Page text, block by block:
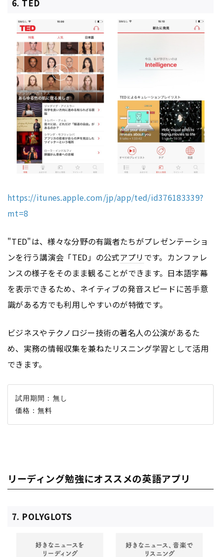
6. TED
https://itunes.apple.com/jp/app/ted/id376183339?
mt=8
"TED"は、様々な分野の有識者たちがプレゼンテーショ
ンを行う講演会「TED」の公式アプリ です。カンファレ
ンスの様子をそのまま観ることができます。日本語字幕
を表示できるため、ネイティブの発音スピードに苦手意
識がある方でも利用しやすいのが特徴です。
ビジネスやテクノロジー技術の著名人の公演があるた
め、実務の情報収集を兼ねたリスニング学習として活用
できます。
試用期間：無し
リーディング勉強にオススメの英語アプリ
7. POLYGLOTS